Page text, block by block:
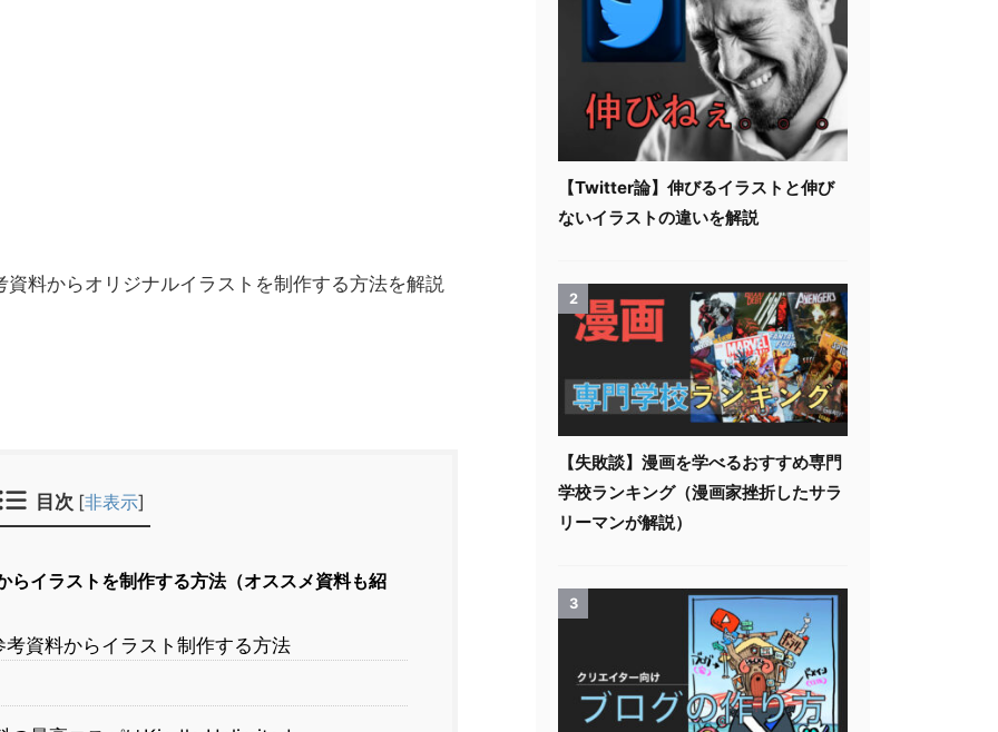
料からオリジナルイラストを制作する方法を解説
目次 [非表示]
らイラストを制作する方法（オススメ資料も紹
資料からイラスト制作する方法
【Twitter論】伸びるイラストと伸び
ないイラストの違いを解説
2
【失敗談】漫画を学べるおすすめ専門
学校ランキング（漫画家挫折したサラ
リーマンが解説）
3